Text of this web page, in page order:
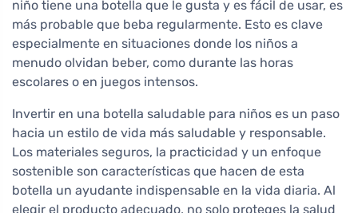
niño tiene una botella que le gusta y es fácil de usar, es
más probable que beba regularmente. Esto es clave
especialmente en situaciones donde los niños a
menudo olvidan beber, como durante las horas
escolares o en juegos intensos.
Invertir en una botella saludable para niños es un paso
hacia un estilo de vida más saludable y responsable.
Los materiales seguros, la practicidad y un enfoque
sostenible son características que hacen de esta
botella un ayudante indispensable en la vida diaria. Al
elegir el producto adecuado, no solo proteges la salud